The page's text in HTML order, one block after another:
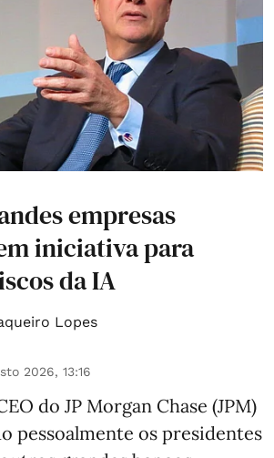
empresas
iniciativa para
da IA
Lopes
2026, 13:16
do JP Morgan Chase (JPM)
pessoalmente os presidentes